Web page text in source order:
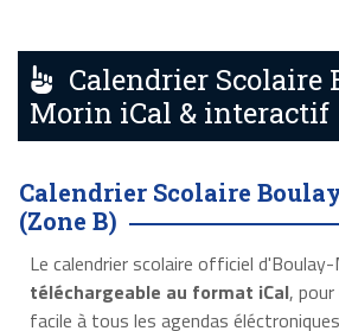
Calendrier Scolaire
Morin iCal & interactif
Calendrier Scolaire
(Zone B)
Le calendrier scolaire officiel
téléchargeable au format iCal,
facile à tous les agendas